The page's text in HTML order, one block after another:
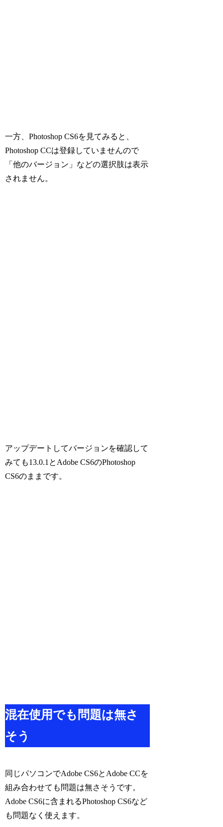
一方、Photoshop CS6を見てみると、
Photoshop CCは登録していませんので
「他のバージョン」などの選択肢は表示
されません。
アップデートしてバージョンを確認して
みても13.0.1とAdobe CS6のPhotoshop
CS6のままです。
混在使用でも問題は無さ
そう
同じパソコンでAdobe CS6とAdobe CCを
組み合わせても問題は無さそうです。
Adobe CS6に含まれるPhotoshop CS6など
も問題なく使えます。